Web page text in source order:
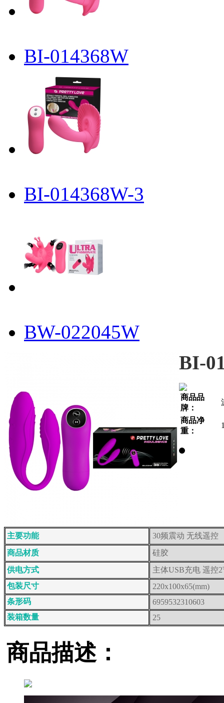
BI-014368W
BI-014368W-3
BW-022045W
BI-
商品品
牌：
商品净
重：
主要功能
30频震动 无线遥控
商品材质
硅胶
供电方式
主体USB充电 遥控
包装尺寸
220x100x65(mm)
条形码
6959532310603
装箱数量
25
商品描述：